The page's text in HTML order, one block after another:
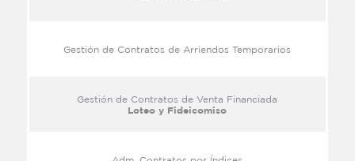
Gestión de Contratos de Arriendos Temporarios
Gestión de Contratos de Venta Financiada
Loteo y Fideicomiso